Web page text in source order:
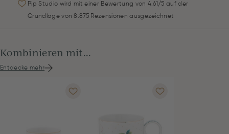
Pip Studio wird mit einer Bewertung von 4.61/5 auf der
Grundlage von 8.875 Rezensionen ausgezeichnet
Kombinieren mit...
Entdecke mehr